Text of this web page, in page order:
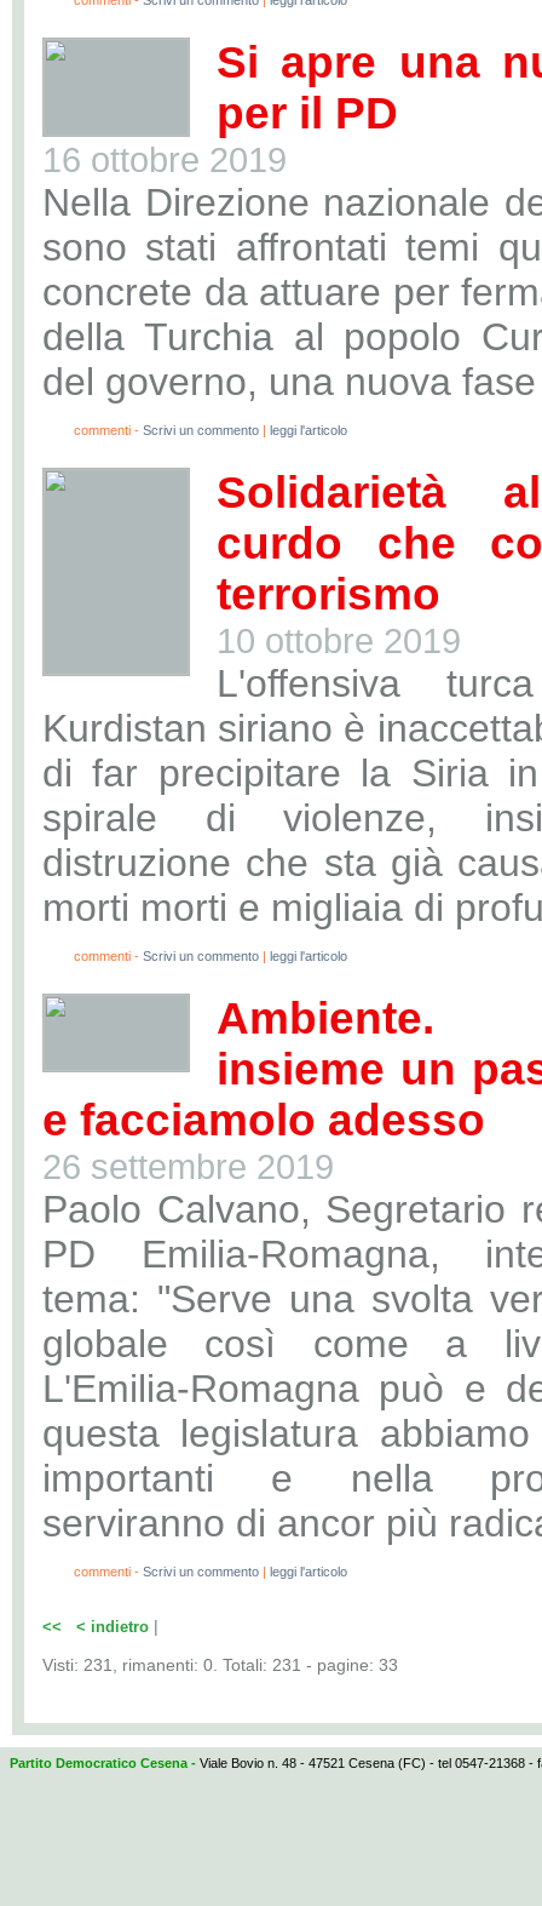
Si apre una
per il PD
16 ottobre 2019
Nella Direzione nazionale
sono stati affrontati temi
concrete da attuare per
della Turchia al popolo
del governo, una nuova
commenti - Scrivi un commento | leggi l'articolo
Solidarietà
curdo che
terrorismo
10 ottobre 2019
L'offensiva
Kurdistan siriano è
di far precipitare la Siria
spirale di violenze,
distruzione che sta già
morti morti e migliaia di
commenti - Scrivi un commento | leggi l'articolo
Ambiente.
insieme un
e facciamolo adesso
26 settembre 2019
Paolo Calvano, Segretario
PD Emilia-Romagna,
tema: "Serve una svolta
globale così come a
L'Emilia-Romagna può e
questa legislatura
importanti e nella
serviranno di ancor più
commenti - Scrivi un commento | leggi l'articolo
<< < indietro |
Visti: 231, rimanenti: 0. Totali: 231 - pagine: 33
Partito Democratico Cesena - Viale Bovio n. 48 - 47521 Cesena (FC) - tel 0547-21368 -